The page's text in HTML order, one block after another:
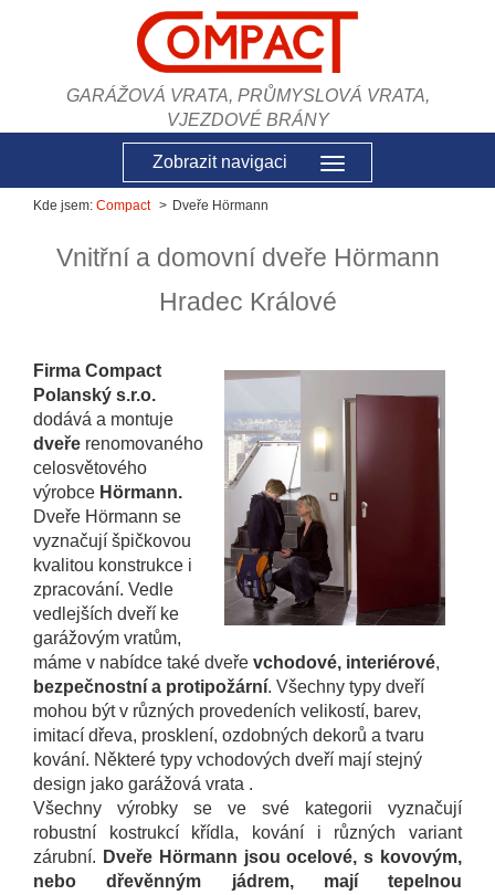
GARÁŽOVÁ VRATA, PRŮMYSLOVÁ VRATA,
VJEZDOVÉ BRÁNY
Zobrazit navigaci
Kde jsem: Compact Dveře Hörmann
Vnitřní a domovní dveře Hörmann
Hradec Králové
Firma Compact
Polanský s.r.o.
dodává a montuje
dveře renomovaného
celosvětového
výrobce Hörmann.
Dveře Hörmann se
vyznačují špičkovou
kvalitou konstrukce i
zpracování. Vedle
vedlejších dveří ke
garážovým vratům,
máme v nabídce také dveře vchodové, interiérové,
bezpečnostní a protipožární. Všechny typy dveří
mohou být v různých provedeních velikostí, barev,
imitací dřeva, prosklení, ozdobných dekorů a tvaru
kování. Některé typy vchodových dveří mají stejný
design jako garážová vrata .
Všechny výrobky se ve své kategorii vyznačují
robustní kostrukcí křídla, kování i různých variant
zárubní. Dveře Hörmann jsou ocelové, s kovovým,
nebo dřevěnným jádrem, mají tepelnou